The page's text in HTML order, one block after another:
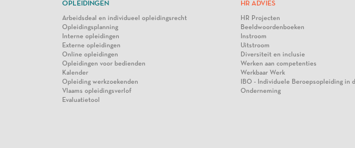
OPLEIDINGEN
Arbeidsdeal en individueel opleidingsrecht
Opleidingsplanning
Interne opleidingen
Externe opleidingen
Online opleidingen
Opleidingen voor bedienden
Kalender
Opleiding werkzoekenden
Vlaams opleidingsverlof
Evaluatietool
HR ADVIES
HR Projecten
Beeldwoordenboeken
Instroom
Uitstroom
Diversiteit en inclusie
Werken aan competenties
Werkbaar Werk
IBO - Individuele Beroepsopleiding in
Onderneming